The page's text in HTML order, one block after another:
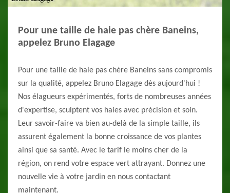
Pour une taille de haie pas chère Baneins,
appelez Bruno Elagage
Pour une taille de haie pas chère Baneins sans compromis
sur la qualité, appelez Bruno Elagage dès aujourd'hui !
Nos élagueurs expérimentés, forts de nombreuses années
d'expertise, sculptent vos haies avec précision et soin.
Leur savoir-faire va bien au-delà de la simple taille, ils
assurent également la bonne croissance de vos plantes
ainsi que sa santé. Avec le tarif le moins cher de la
région, on rend votre espace vert attrayant. Donnez une
nouvelle vie à votre jardin en nous contactant
maintenant.